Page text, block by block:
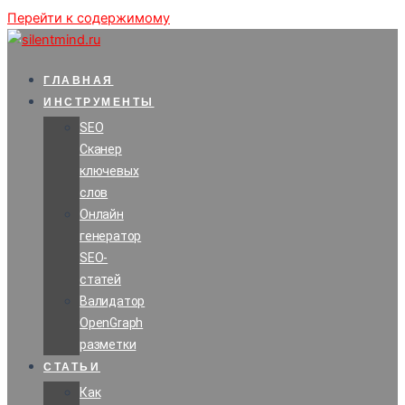
Перейти к содержимому
ГЛАВНАЯ
ИНСТРУМЕНТЫ
SEO
Сканер
ключевых
слов
Онлайн
генератор
SEO-
статей
Валидатор
OpenGraph
разметки
СТАТЬИ
Как